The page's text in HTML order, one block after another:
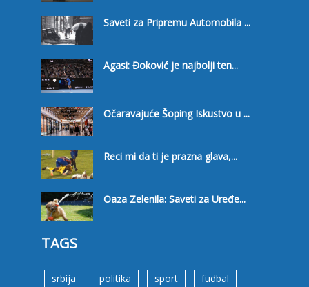
Saveti za Pripremu Automobila ...
Agasi: Đoković je najbolji ten...
Očaravajuće Šoping Iskustvo u ...
Reci mi da ti je prazna glava,...
Oaza Zelenila: Saveti za Uređe...
TAGS
srbija politika sport fudbal